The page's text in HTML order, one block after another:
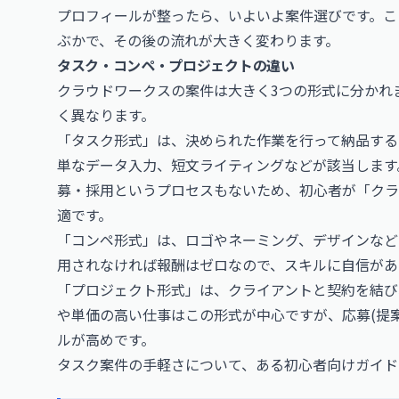
プロフィールが整ったら、いよいよ案件選びです。
ぶかで、その後の流れが大きく変わります。
タスク・コンペ・プロジェクトの違い
クラウドワークスの案件は大きく3つの形式に分か
く異なります。
「タスク形式」は、決められた作業を行って納品
単なデータ入力、短文ライティングなどが該当しま
募・採用というプロセスもないため、初心者が「ク
適です。
「コンペ形式」は、ロゴやネーミング、デザイン
用されなければ報酬はゼロなので、スキルに自信が
「プロジェクト形式」は、クライアントと契約を
や単価の高い仕事はこの形式が中心ですが、応募(
ルが高めです。
タスク案件の手軽さについて、ある初心者向けガイ